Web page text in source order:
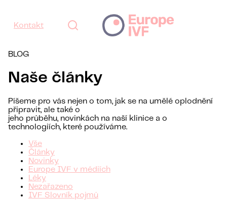
Kontakt
BLOG
Naše články
Píšeme pro vás nejen o tom, jak se na umělé oplodnění
připravit, ale také o
jeho průběhu, novinkách na naší klinice a o
technologiích, které používáme.
Vše
Články
Novinky
Europe IVF v médiích
Léky
Nezařazeno
IVF Slovník pojmů